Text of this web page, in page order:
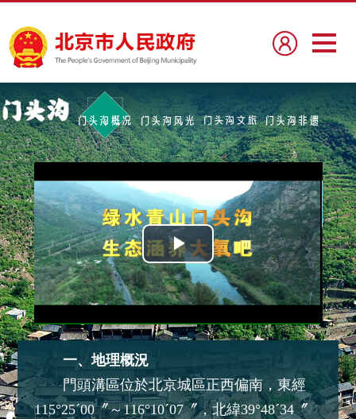
播
放
視
頻
一、地理概況
門頭溝區位於北京城區正西偏南，東經
115°25ˊ00〞～116°10ˊ07〞，北緯39°48ˊ34〞